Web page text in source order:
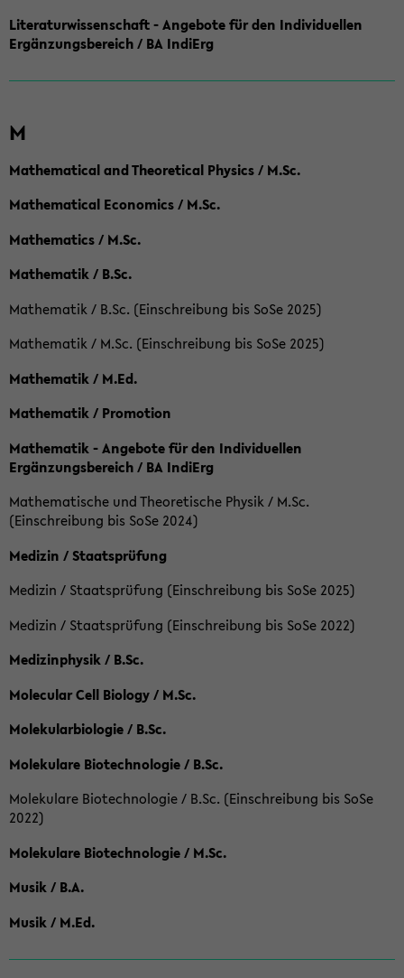
Literaturwissenschaft - Angebote für den Individuellen
Ergänzungsbereich / BA IndiErg
M
Mathematical and Theoretical Physics / M.Sc.
Mathematical Economics / M.Sc.
Mathematics / M.Sc.
Mathematik / B.Sc.
Mathematik / B.Sc. (Einschreibung bis SoSe 2025)
Mathematik / M.Sc. (Einschreibung bis SoSe 2025)
Mathematik / M.Ed.
Mathematik / Promotion
Mathematik - Angebote für den Individuellen
Ergänzungsbereich / BA IndiErg
Mathematische und Theoretische Physik / M.Sc.
(Einschreibung bis SoSe 2024)
Medizin / Staatsprüfung
Medizin / Staatsprüfung (Einschreibung bis SoSe 2025)
Medizin / Staatsprüfung (Einschreibung bis SoSe 2022)
Medizinphysik / B.Sc.
Molecular Cell Biology / M.Sc.
Molekularbiologie / B.Sc.
Molekulare Biotechnologie / B.Sc.
Molekulare Biotechnologie / B.Sc. (Einschreibung bis SoSe
2022)
Molekulare Biotechnologie / M.Sc.
Musik / B.A.
Musik / M.Ed.